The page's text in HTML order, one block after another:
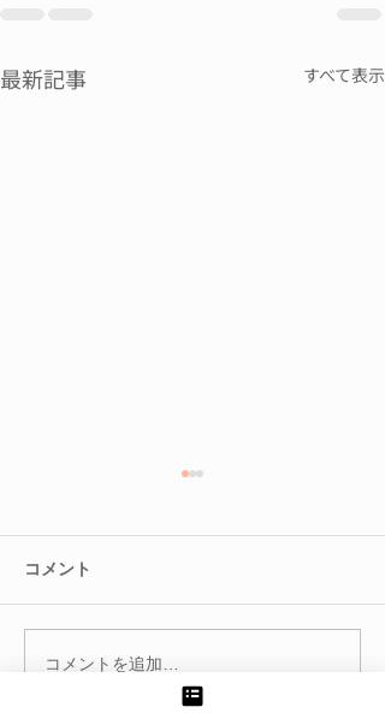
最新記事 すべて表示
◎ロングまつ毛対応サロ
コメント
コメントを追加…